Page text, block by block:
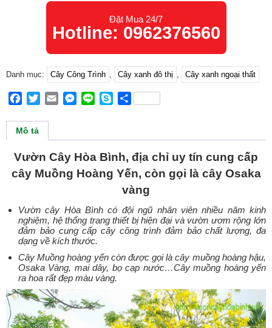
Đặt Mua 24/7
Hotline: 0962376560
Danh mục: Cây Công Trình Cây xanh đô thị Cây xanh ngoại thất
Facebook
TwitterEmailMessenger
Line SkypeShare
Mô tả
Vườn Cây Hòa Bình, địa chỉ uy tín cung cấp
cây Muồng Hoàng Yến, còn gọi là cây Osaka
vàng
Vườn cây Hòa Bình có đội ngũ nhân viên nhiều năm kinh
nghiệm, hệ thống trang thiết bị hiện đại và vườn ươm rộng lớn
đảm bảo cung cấp cây công trình đảm bảo chất lượng, đa
dạng về kích thước.
Cây Muồng hoàng yến còn được gọi là cây muồng hoàng hậu,
Osaka Vàng, mai dây, bọ cạp nước…Cây muồng hoàng yến
ra hoa rất đẹp màu vàng.